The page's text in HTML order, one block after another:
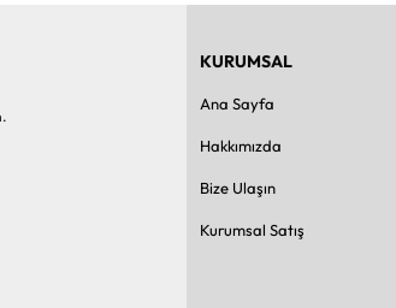
KURUMSAL
Ana Sayfa
Hakkımızda
Bize Ulaşın
Kurumsal Satış